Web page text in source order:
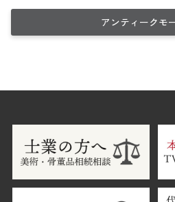
アンティークモ